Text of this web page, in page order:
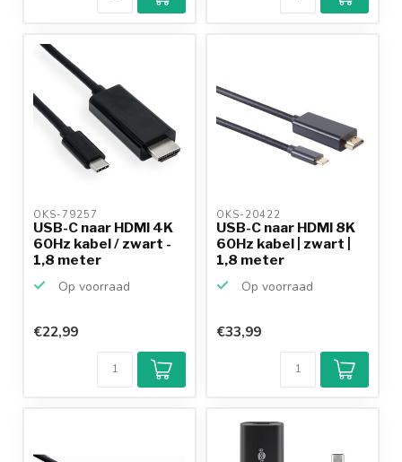
OKS-79257
USB-C naar HDMI 4K
60Hz kabel / zwart -
1,8 meter
Op voorraad
€22,99
OKS-20422
USB-C naar HDMI 8K
60Hz kabel | zwart |
1,8 meter
Op voorraad
€33,99